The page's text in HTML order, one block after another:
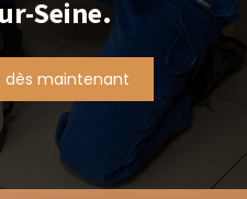
Seine.
maintenant